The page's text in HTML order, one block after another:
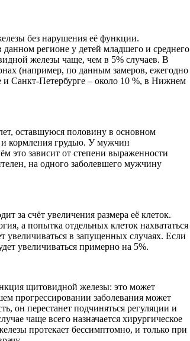
без нарушения её функции.
регионе у детей младшего и среднего
железы чаще, чем в 5% случаев. В
(например, по данным замеров, ежегодно
Санкт-Петербурге – около 10 %, в Нижнем
оставшуюся половину в основном
кормления грудью. У мужчин
это зависит от степени выраженности
на одного заболевшего мужчину
за счёт увеличения размера её клеток.
а попытка отдельных клеток нахвататься
увеличиваться в запущенных случаях. Если
увеличиваться примерно на 5%.
щитовидной железы: это может
прогрессировании заболевания может
он перестанет подчиняться регуляции и
чаще всего назначается хирургическое
протекает бессимптомно, и только при